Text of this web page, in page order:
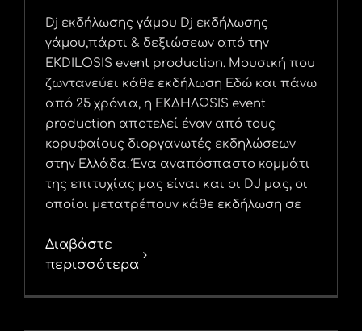
Dj εκδήλωσης γάμου Dj εκδήλωσης
γάμου,πάρτι & δεξιώσεων από την
EKDILOSIS event production. Μουσική που
ζωντανεύει κάθε εκδήλωση Εδώ και πάνω
από 25 χρόνια, η ΕΚΔΗΛΩSIS event
production αποτελεί έναν από τους
κορυφαίους διοργανωτές εκδηλώσεων
στην Ελλάδα. Ένα αναπόσπαστο κομμάτι
της επιτυχίας μας είναι και οι DJ μας, οι
οποίοι μετατρέπουν κάθε εκδήλωση σε
Διαβάστε
περισσότερα